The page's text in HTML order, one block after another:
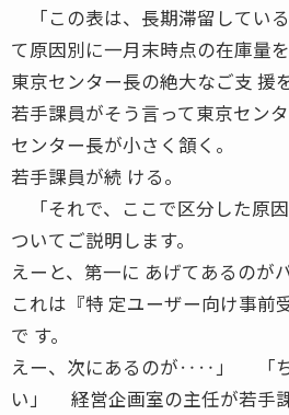
「この表は、長期滞留してい
て原因別に一月末時点の在庫量を
東京センター長の絶大なご支
若手課員がそう言って東京センタ
センター長が小さく頷く。
若手課員が続 ける。
「それで、ここで区分した原
ついてご説明します。
えーと、第一に あげてあるのが
これは『特 定ユーザー向け事前
で す。
えー、次にあるのが‥‥」 「ち
い」 経営企画室の主任が若手